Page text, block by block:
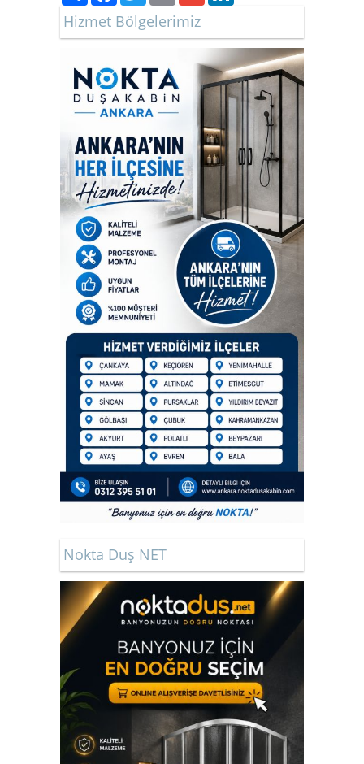
Hizmet Bölgelerimiz
Nokta Duş NET